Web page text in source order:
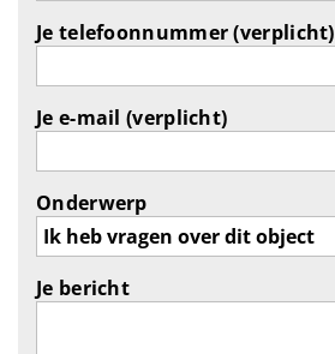
Je telefoonnummer (verplicht)
Je e-mail (verplicht)
Onderwerp
Je bericht